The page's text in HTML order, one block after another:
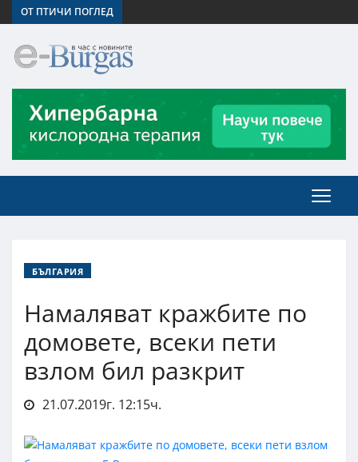
ОТ ПТИЧИ ПОГЛЕД
БЪЛГАРИЯ
Намаляват кражбите по
домовете, всеки пети
взлом бил разкрит
21.07.2019г. 12:15ч.